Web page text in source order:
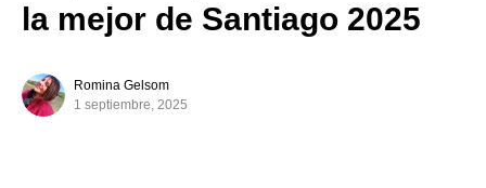
la mejor de Santiago 2025
Romina Gelsom
1 septiembre, 2025